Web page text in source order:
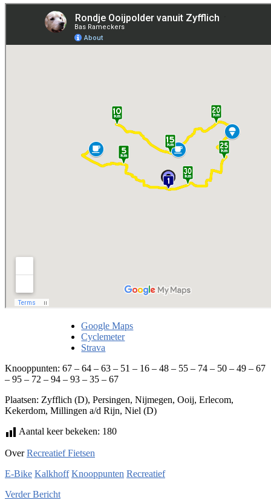
Google Maps
Cyclemeter
Strava
Knooppunten: 67 – 64 – 63 – 51 – 16 – 48 – 55 – 74 – 50 – 49 – 67
– 95 – 72 – 94 – 93 – 35 – 67
Plaatsen: Zyfflich (D), Persingen, Nijmegen, Ooij, Erlecom,
Kekerdom, Millingen a/d Rijn, Niel (D)
Aantal keer bekeken: 180
OverRecreatief Fietsen
E-Bike Kalkhoff Knooppunten Recreatief
VerderBericht